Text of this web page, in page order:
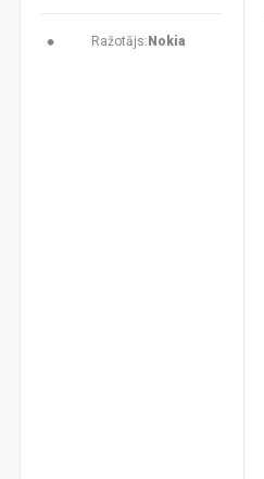
Ražotājs: Nokia